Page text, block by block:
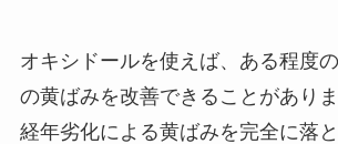
オキシドールを使えば、ある程度
の黄ばみを改善できることがありま
経年劣化による黄ばみを完全に落